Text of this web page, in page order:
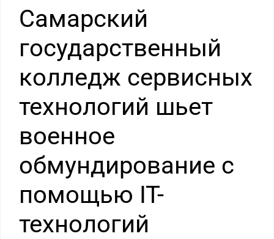
Самарский
государственный
колледж сервисных
технологий шьет
военное
обмундирование с
помощью IT-
технологий